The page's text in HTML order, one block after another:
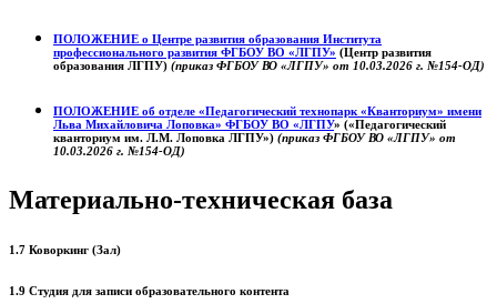
ПОЛОЖЕНИЕ о Центре развития образования Института
профессионального развития ФГБОУ ВО «ЛГПУ» (Центр развития
образования ЛГПУ) (приказ ФГБОУ ВО «ЛГПУ» от 10.03.2026 г. №154-ОД)
ПОЛОЖЕНИЕ об отделе «Педагогический технопарк «Кванториум» имени
Льва Михайловича Лоповка» ФГБОУ ВО «ЛГПУ» («Педагогический
кванториум им. Л.М. Лоповка ЛГПУ») (приказ ФГБОУ ВО «ЛГПУ» от
10.03.2026 г. №154-ОД)
Материально-техническая база
1.7 Коворкинг (Зал)
1.9 Студия для записи образовательного контента